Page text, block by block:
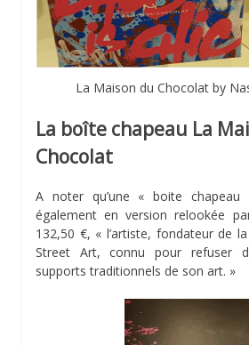
La Maison du Chocolat by
La boîte chapeau La
Chocolat
A noter qu’une « boite
également en version relookée
132,50 €, « l’artiste, fondateur de
Street Art, connu pour refuser
supports traditionnels de son art. »